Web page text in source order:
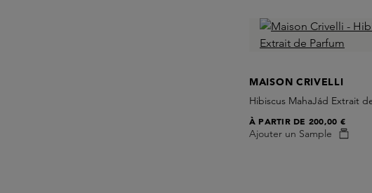
MAISON CRIVELLI
Hibiscus MahaJád Extrait
Ajouter un Sample
À PARTIR DE 200,00 €